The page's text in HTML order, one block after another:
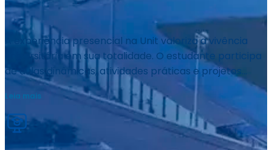
A experiência presencial na Unit valoriza a vivência
universitária em sua totalidade. O estudante participa
de aulas dinâmicas, atividades práticas e projetos
integradores. Os espaços acadêmicos estimulam
interação, networking e troca de experiências.
Laboratórios, clínicas e ambientes especializados
ampliam o aprendizado. O contato direto com
professores fortalece a construção do conhecimento.